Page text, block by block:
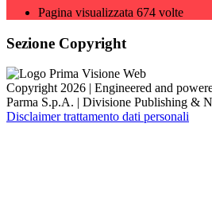
Pagina visualizzata 674 volte
Sezione Copyright
Copyright 2026 | Engineered and
Parma S.p.A. | Divisione Publishing &
Disclaimer trattamento dati personali